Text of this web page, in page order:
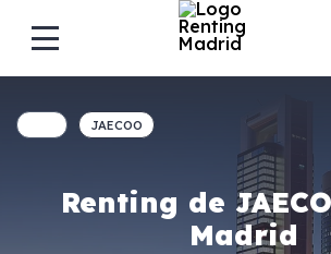
Renting de
Madrid
JAECOO